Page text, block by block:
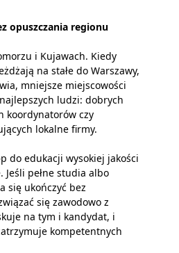
opuszczania regionu
i Kujawach. Kiedy
na stałe do Warszawy,
mniejsze miejscowości
ludzi: dobrych
koordynatorów czy
lokalne firmy.
do edukacji wysokiej jakości
Jeśli pełne studia albo
się ukończyć bez
się zawodowo z
na tym i kandydat, i
kompetentnych